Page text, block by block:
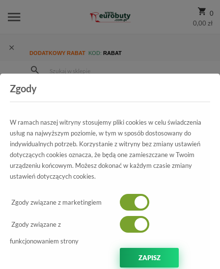
0
0,00 zł
DODATKOWY RABAT KOD: RABAT
Kolekcja damska
Sandały
Wszystkie produkty
7079 Złoty Ef Skóra
Zgody
W ramach naszej witryny stosujemy pliki cookies w celu świadczenia
usług na najwyższym poziomie, w tym w sposób dostosowany do
indywidualnych potrzeb. Korzystanie z witryny bez zmiany ustawień
dotyczących cookies oznacza, że będą one zamieszczane w Twoim
urządzeniu końcowym. Możesz dokonać w każdym czasie zmiany
ustawień dotyczących cookies.
Zgody związane z marketingiem
Zgody związane z
funkcjonowaniem strony
ZAPISZ